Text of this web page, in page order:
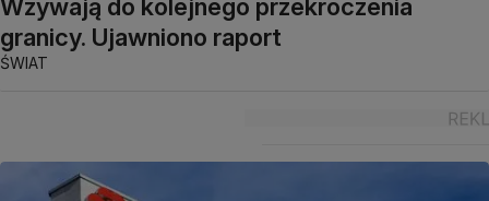
Wzywają do kolejnego przekroczenia
granicy. Ujawniono raport
ŚWIAT